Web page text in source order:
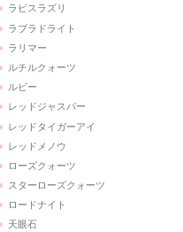
ラピスラズリ
ラブラドライト
ラリマー
ルチルクォーツ
ルビー
レッドジャスパー
レッドタイガーアイ
レッドメノウ
ローズクォーツ
スターローズクォーツ
ロードナイト
天眼石